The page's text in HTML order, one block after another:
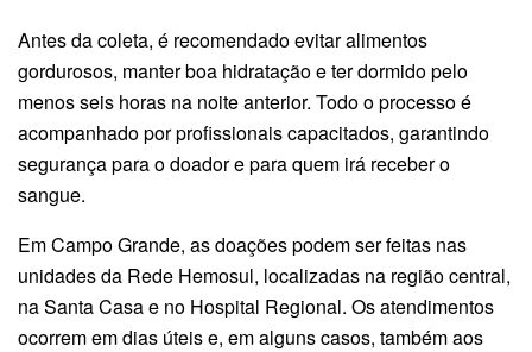
Antes da coleta, é recomendado evitar alimentos
gordurosos, manter boa hidratação e ter dormido pelo
menos seis horas na noite anterior. Todo o processo é
acompanhado por profissionais capacitados, garantindo
segurança para o doador e para quem irá receber o
sangue.
Em Campo Grande, as doações podem ser feitas nas
unidades da Rede Hemosul, localizadas na região central,
na Santa Casa e no Hospital Regional. Os atendimentos
ocorrem em dias úteis e, em alguns casos, também aos